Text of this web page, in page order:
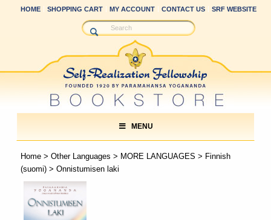
HOME SHOPPING CART MY ACCOUNT CONTACT US SRF WEBSITE
MENU
Home> Other Languages > MORE LANGUAGES > Finnish
(suomi)> Onnistumisen laki